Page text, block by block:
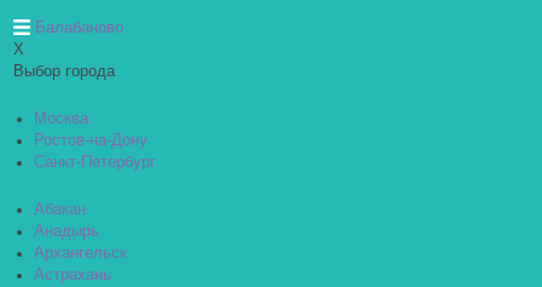
Балабаново
X
Выбор города
Москва
Ростов-на-Дону
Санкт-Петербург
Абакан
Анадырь
Архангельск
Астрахань